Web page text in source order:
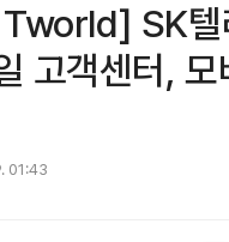
SK텔
고객센터, 모
01:43